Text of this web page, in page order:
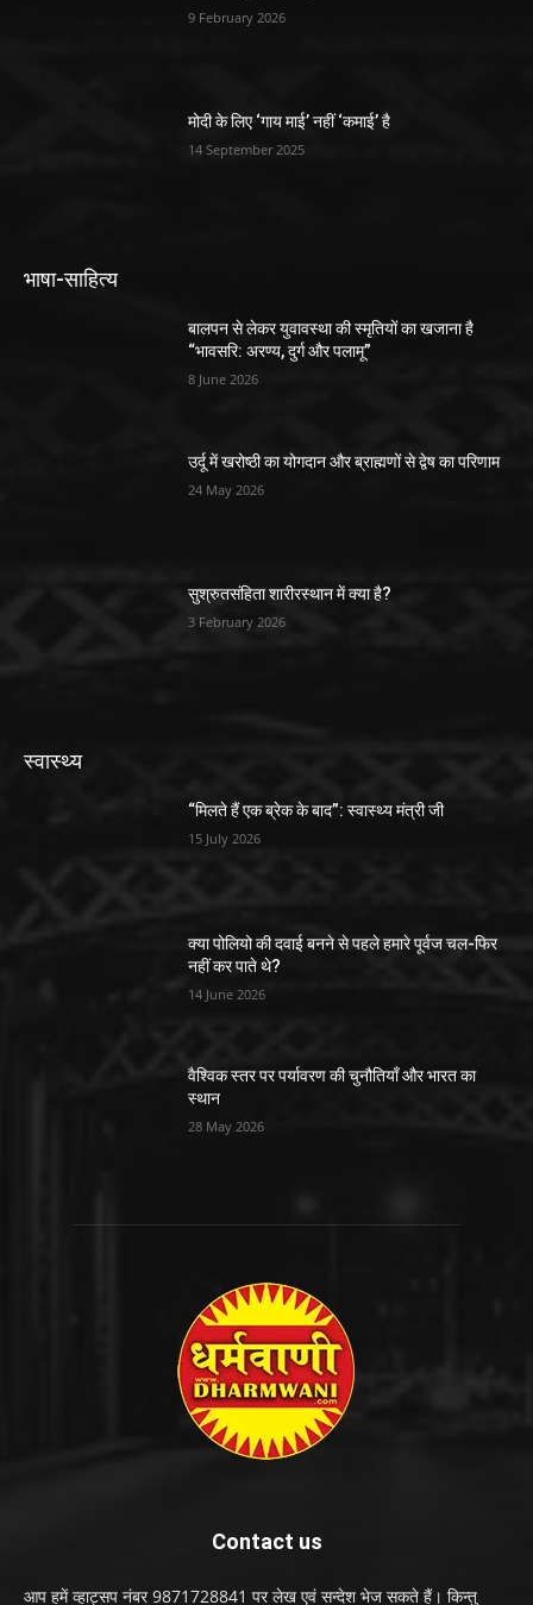
9 February 2026
मोदी के लिए ‘गाय माई’ नहीं ‘कमाई’ है
14 September 2025
भाषा-साहित्य
बालपन से लेकर युवावस्था की स्मृतियों का खजाना है
“भावसरि: अरण्य, दुर्ग और पलामू”
8 June 2026
उर्दू में खरोष्ठी का योगदान और ब्राह्मणों से द्वेष का परिणाम
24 May 2026
सुश्रुतसंहिता शारीरस्थान में क्या है?
3 February 2026
स्वास्थ्य
“मिलते हैं एक ब्रेक के बाद”: स्वास्थ्य मंत्री जी
15 July 2026
क्या पोलियो की दवाई बनने से पहले हमारे पूर्वज चल-फिर
नहीं कर पाते थे?
14 June 2026
वैश्विक स्तर पर पर्यावरण की चुनौतियाँ और भारत का
स्थान
28 May 2026
Contact us
आप हमें व्हाट्सप नंबर 9871728841 पर लेख एवं सन्देश भेज सकते हैं। किन्तु